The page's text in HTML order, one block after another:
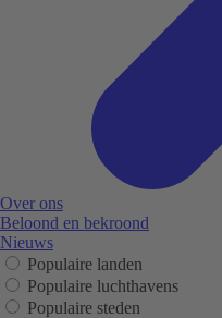
Over ons
Beloond en bekroond
Nieuws
Populaire landen
Populaire luchthavens
Populaire steden